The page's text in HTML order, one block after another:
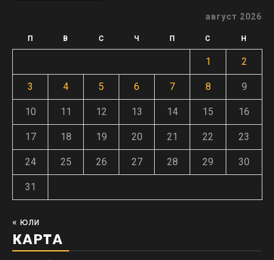
август 2026
П В С Ч П С Н
1 2
3 4 5 6 7 8 9
10 11 12 13 14 15 16
17 18 19 20 21 22 23
24 25 26 27 28 29 30
31
« юли
КАРТА